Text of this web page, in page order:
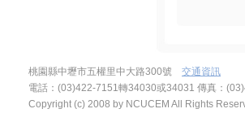
桃園縣中壢市五權里中大路300號 交通資訊
電話：(03)422-7151轉34030或34031 傳真：
Copyright (c) 2008 by NCUCEM All Rights